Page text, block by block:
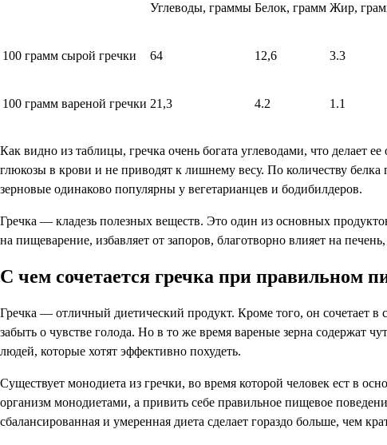
Углеводы, граммы Белок, грамм Жир,
100 грамм сырой гречки 64 12,6 3.3
100 грамм вареной гречки 21,3 4.2 1.1
Как видно из таблицы, гречка очень богата углеводами, что
глюкозы в крови и не приводят к лишнему весу. По количеству
зерновые одинаково популярны у вегетарианцев и бодибилдеров.
Гречка — кладезь полезных веществ. Это один из основных
на пищеварение, избавляет от запоров, благотворно влияет на
С чем сочетается гречка при правильном
Гречка — отличный диетический продукт. Кроме того, он сочетает в
забыть о чувстве голода. Но в то же время вареные зерна содержат
людей, которые хотят эффективно похудеть.
Существует монодиета из гречки, во время которой человек ест в
организм монодиетами, а привить себе правильное пищевое
сбалансированная и умеренная диета сделает гораздо больше, чем